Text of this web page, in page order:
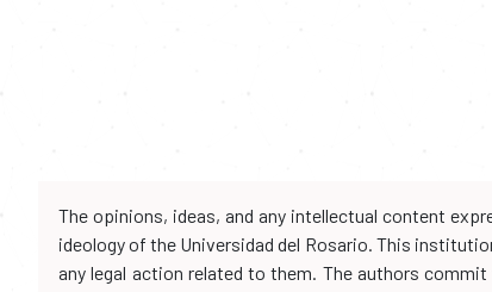
The opinions, ideas, and any intellectual content
ideology of the Universidad del Rosario. This
any legal action related to them. The authors